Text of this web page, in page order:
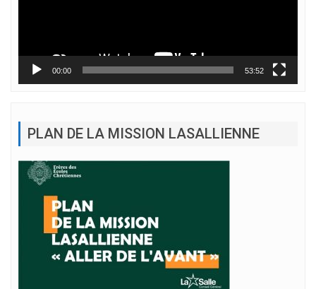
00:00 53:52
PLAN DE LA MISSION LASALLIENNE